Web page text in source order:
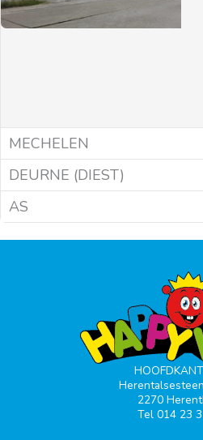
MECHELEN
DEURNE (DIEST)
AS
2270
Tel 014 23